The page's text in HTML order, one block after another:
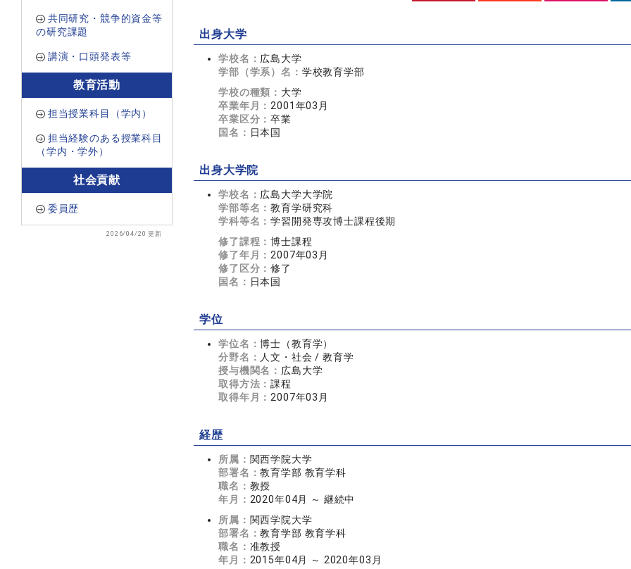
共同研究・競争的資金等
の研究課題
講演・口頭発表等
教育活動
担当授業科目（学内）
担当経験のある授業科目
（学内・学外）
社会貢献
委員歴
2026/04/20 更新
出身大学
学校名： 広島大学
学部（学系）名： 学校教育学部
学校の種類： 大学
卒業年月： 2001年03月
卒業区分：卒業
国名： 日本国
出身大学院
学校名： 広島大学大学院
学部等名：教育学研究科
学科等名：学習開発専攻博士課程後期
修了課程：博士課程
修了年月： 2007年03月
修了区分：修了
国名： 日本国
学位
学位名：博士（教育学）
分野名： 人文・社会 / 教育学
授与機関名： 広島大学
取得方法：課程
取得年月： 2007年03月
経歴
所属： 関西学院大学
部署名：教育学部 教育学科
職名： 教授
年月： 2020年04月 ～ 継続中
所属： 関西学院大学
部署名：教育学部 教育学科
職名： 准教授
年月： 2015年04月 ～ 2020年03月